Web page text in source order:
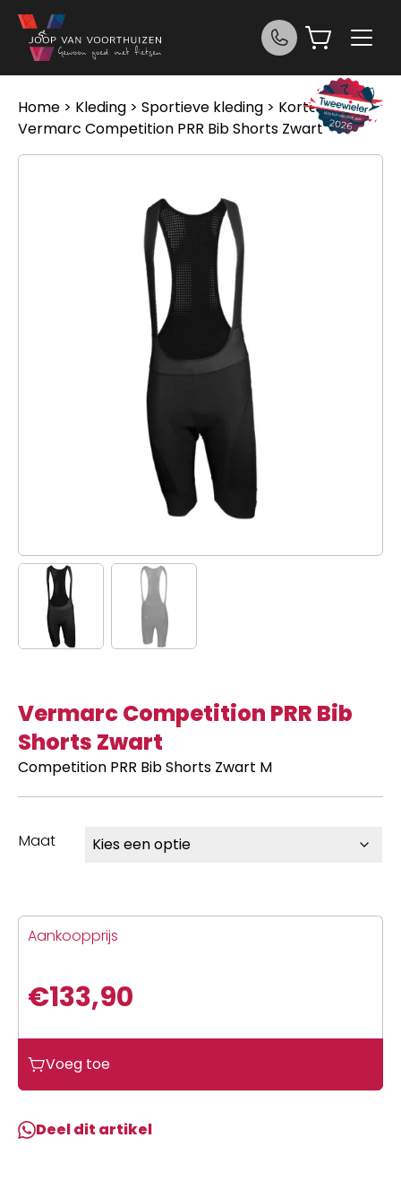
Ga naar de inhoud
Home > Kleding > Sportieve kleding > Korte broek>
Vermarc Competition PRR Bib Shorts Zwart
Vermarc Competition PRR Bib
Shorts Zwart
Competition PRR Bib Shorts Zwart M
Maat
Aankoopprijs
€133,90
Competition
PRR
Shorts
Voeg toe
Deel dit artikel